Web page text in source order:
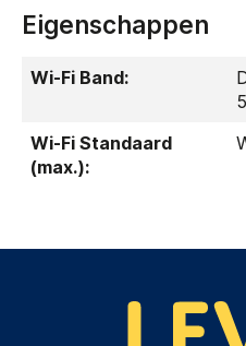
Eigenschappen
Wi-Fi Band:
Wi-Fi Standaard
(max.):